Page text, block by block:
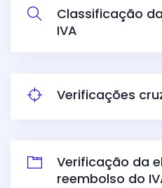
Classificação
IVA
Verificações
Verificação da
reembolso do